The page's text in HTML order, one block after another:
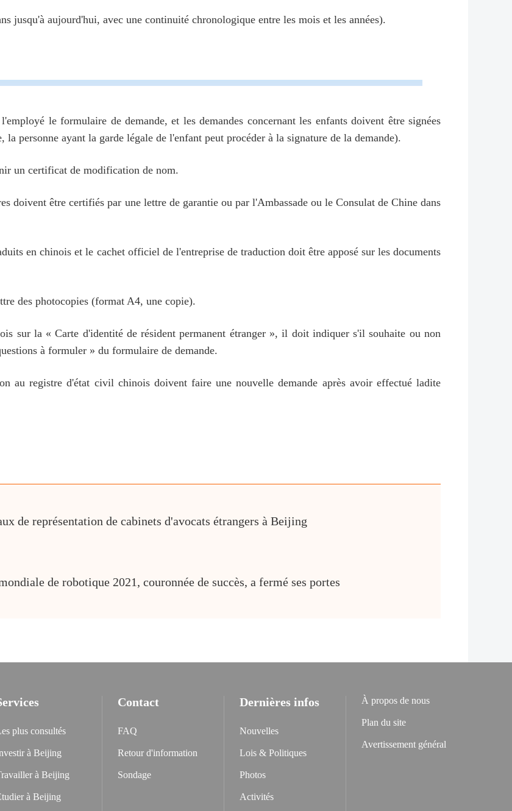
jusqu'à aujourd'hui, avec une continuité chronologique entre les mois et les années).
le formulaire de demande, et les demandes concernant les enfants doivent être signées
personne ayant la garde légale de l'enfant peut procéder à la signature de la demande).
un certificat de modification de nom.
doivent être certifiés par une lettre de garantie ou par l'Ambassade ou le Consulat de Chine dans
en chinois et le cachet officiel de l'entreprise de traduction doit être apposé sur les documents
des photocopies (format A4, une copie).
sur la « Carte d'identité de résident permanent étranger », il doit indiquer s'il souhaite ou non
à formuler » du formulaire de demande.
au registre d'état civil chinois doivent faire une nouvelle demande après avoir effectué ladite
de représentation de cabinets d'avocats étrangers à Beijing
de robotique 2021, couronnée de succès, a fermé ses portes
plus consultés
à Beijing
à Beijing
à Beijing
Contact
FAQ
Retour d'information
Sondage
Dernières infos
Nouvelles
Lois & Politiques
Photos
Activités
À propos de nous
Plan du site
Avertissement général